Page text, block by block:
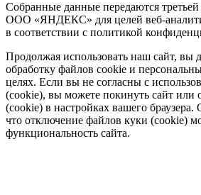
Собранные данные передаются
ООО «ЯНДЕКС» для целей веб-
в соответствии с политикой
Продолжая использовать наш сайт, вы
обработку файлов cookie и
целях. Если вы не согласны с
(cookie), вы можете покинуть сайт или
(cookie) в настройках вашего
что отключение файлов куки (cookie)
функциональность сайта.